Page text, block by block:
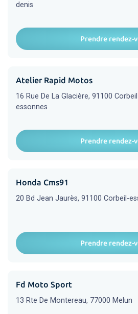
denis
Prendre rendez-
Atelier Rapid Motos
16 Rue De La Glacière, 91100
essonnes
Prendre rendez-
Honda Cms91
20 Bd Jean Jaurès, 91100 Corbeil-
Prendre rendez-
Fd Moto Sport
13 Rte De Montereau, 77000 Melun